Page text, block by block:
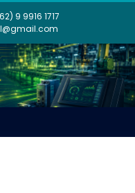
9 9916 1717